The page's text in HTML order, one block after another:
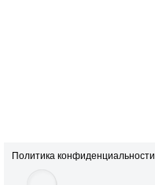
Политика конфиденциальности